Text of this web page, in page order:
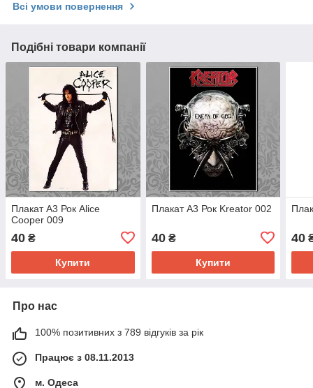
Всі умови повернення
Подібні товари компанії
Плакат А3 Рок Alice
Cooper 009
40 ₴
Купити
Плакат А3 Рок Kreator 002
40₴
Купити
40
Про нас
100% позитивних з 789 відгуків за рік
Працює з 08.11.2013
м. Одеса